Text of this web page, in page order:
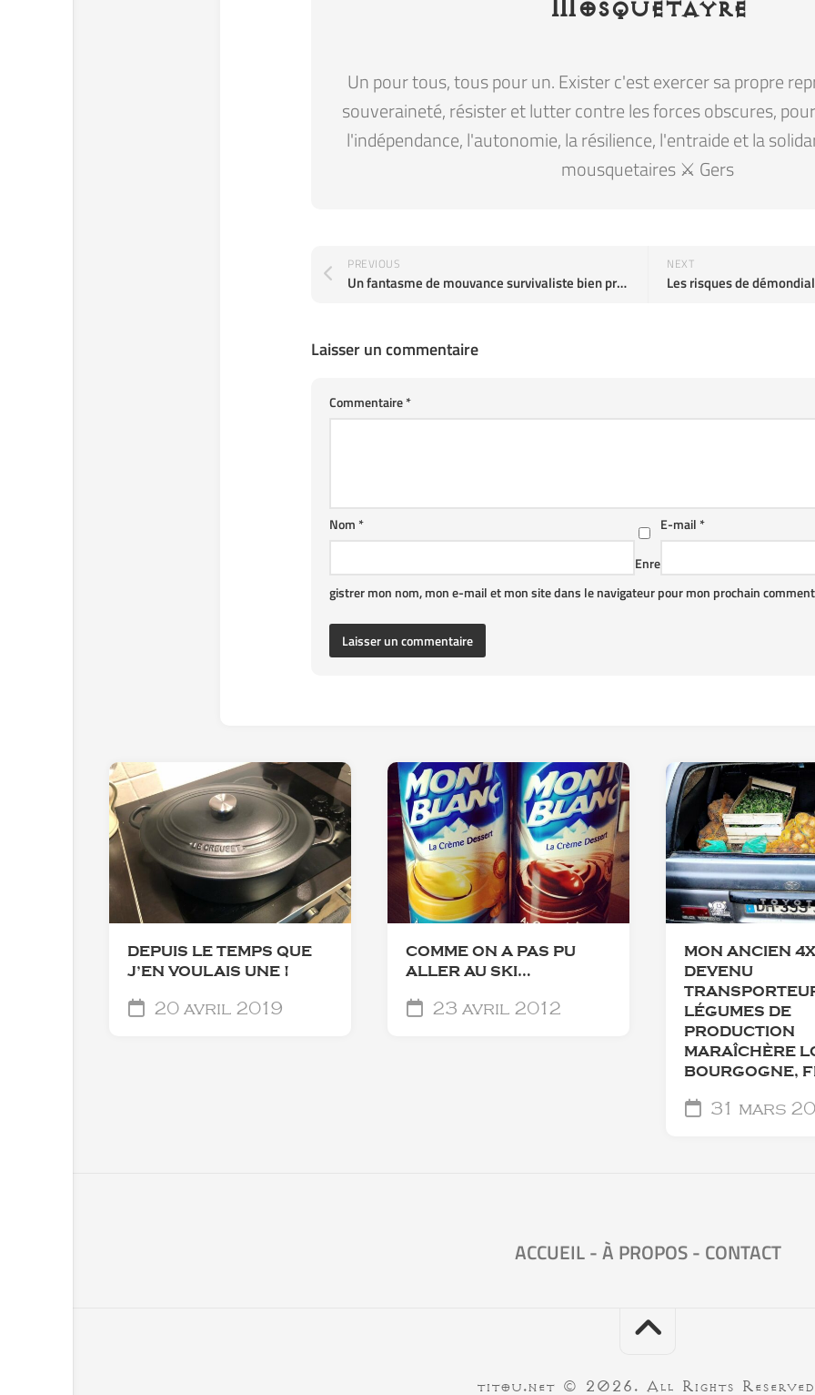
Mosquetayre
Un pour tous, tous pour un. Exister c'est exercer sa propre
souveraineté, résister et lutter contre les forces obscures,
l'indépendance, l'autonomie, la résilience, l'entraide et la
mousquetaires ⚔️ Gers
NEXT
Les risques de
PREVIOUS
Un fantasme de mouvance survivaliste bien pratique pour l'incurie d'un État totalitaire
Laisser un commentaire
Commentaire*
E-mail*
Nom*
Enre
gistrer mon nom, mon e-mail et mon site dans le navigateur pour mon prochain
DEPUIS LE TEMPS QUE
J’EN VOULAIS UNE !
20 avril 2019
COMME ON A PAS PU
ALLER AU SKI…
23 avril 2012
MON ANCIEN
DEVENU
LÉGUMES DE
PRODUCTION
MARAÎCHÈRE
BOURGOGNE,
31 mars
ACCUEIL-À PROPOS- CONTACT
titou.net © 2026. All Rights